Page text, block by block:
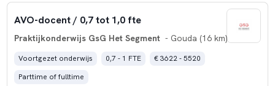
AVO-docent / 0,7 tot 1,0 fte
Praktijkonderwijs GsG Het Segment - Gouda (16 km)
Voortgezet onderwijs 0,7 - 1 FTE
€ 3622 - 5520
Parttime of fulltime